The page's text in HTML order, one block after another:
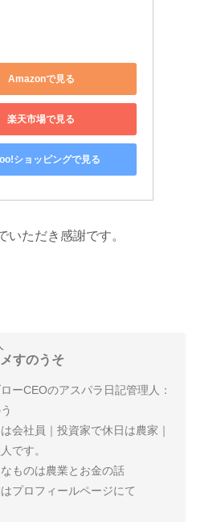
Amazonで見る
楽天市場で見る
ショッピングで見る
いただき感謝です。
すのうそ
ーCEOのアスパラ日記管理人：
会社員｜投資家で休日は農家｜
です。
ものは農業とお金の話
プロフィールページにて